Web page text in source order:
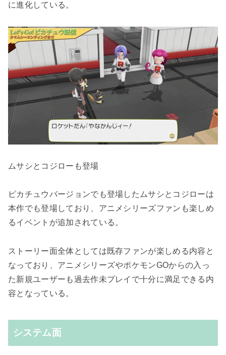
に進化している。
ムサシとコジローも登場
ピカチュウバージョンでも登場したムサシとコジローは
本作でも登場しており、アニメシリーズファンも楽しめ
るイベントが追加されている。
ストーリー面全体としては既存ファンが楽しめる内容と
なっており、アニメシリーズやポケモンGOからの入っ
た新規ユーザーも過去作未プレイで十分に満足できる内
容となっている。
システム面